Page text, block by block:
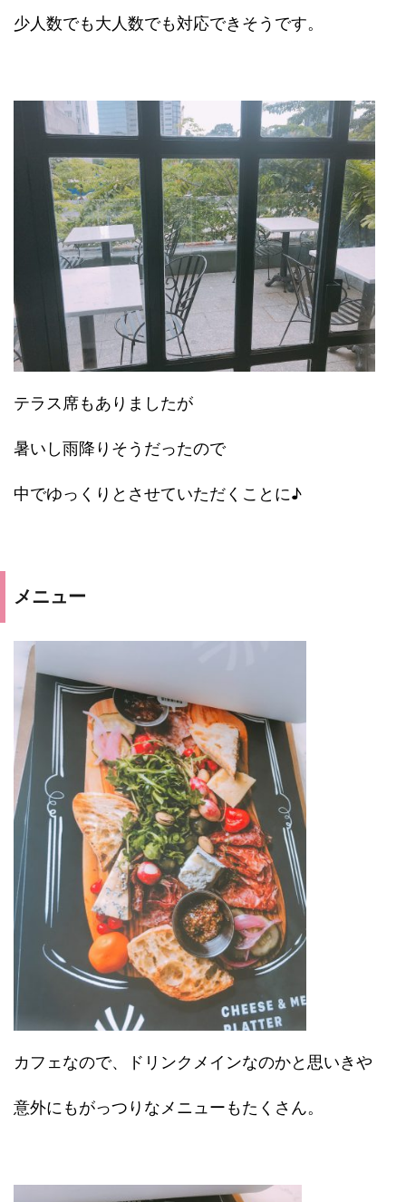
少人数でも大人数でも対応できそうです。
テラス席もありましたが
暑いし雨降りそうだったので
中でゆっくりとさせていただくことに♪
メニュー
カフェなので、ドリンクメインなのかと思いきや
意外にもがっつりなメニューもたくさん。